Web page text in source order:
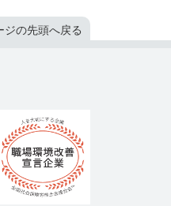
ジの先頭へ戻る